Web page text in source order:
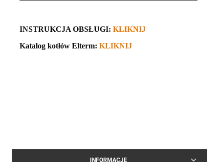
INSTRUKCJA OBSŁUGI: KLIKNIJ
Katalog kotłów Elterm: KLIKNIJ
INFORMACJE